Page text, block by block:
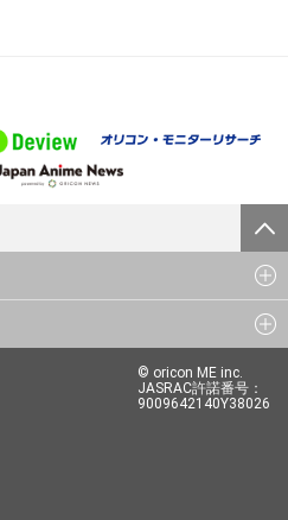
© oricon ME inc.
JASRAC許諾番号：
9009642140Y38026